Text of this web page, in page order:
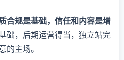
合规是基础，信任和内容是增
础，后期运营得当，独立站完
的主场。